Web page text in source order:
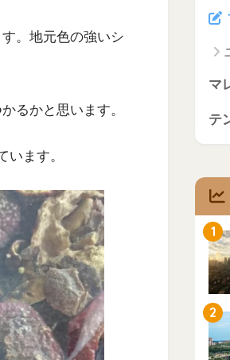
。地元色の強いシ
るかと思います。
ます。
マ
テ
1
2